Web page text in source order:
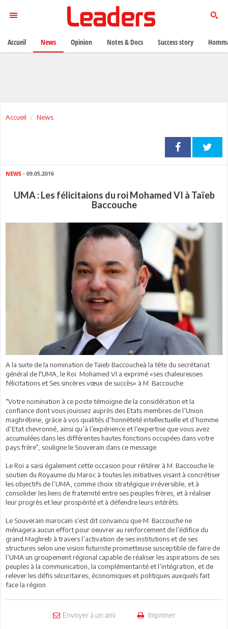
Accueil News
NEWS - 09.05.2016
UMA : Les félicitaions du roi Mohamed VI à Taïeb
Baccouche
A la suite de la nomination de Taïeb Baccoucheà la tête du secrétariat
général de l'UMA, le Roi Mohamed VI a exprimé «ses chaleureuses
félicitations et Ses sincères vœux de succès» à M. Baccouche.
“Votre nomination à ce poste témoigne de la considération et la
confiance dont vous jouissez auprès des Etats membres de l’Union
maghrébine, grâce à vos qualités d’honnêteté intellectuelle et d’homme
d’Etat chevronné, ainsi qu’à l’expérience et l’expertise que vous avez
accumulées dans les différentes hautes fonctions occupées dans votre
pays frère”, souligne le Souverain dans ce message.
Le Roi a saisi également cette occasion pour réitérer à M. Baccouche le
soutien du Royaume du Maroc à toutes les initiatives visant à concrétiser
les objectifs de l’UMA, comme choix stratégique irréversible, et à
consolider les liens de fraternité entre ses peuples frères, et à réaliser
leur progrès et leur prospérité et à défendre leurs intérêts.
Le Souverain marocain s’est dit convaincu que M. Baccouche ne
ménagera aucun effort pour oeuvrer au renforcement de l’édifice du
grand Maghreb à travers l’activation de ses institutions et de ses
structures selon une vision futuriste prometteuse susceptible de faire de
l’UMA un groupement régional capable de réaliser les aspirations de ses
peuples à la communication, la complémentarité et l’intégration, et de
relever les défis sécuritaires, économiques et politiques auxquels fait
face la région.
Envoyer à un ami Imprimer
Accueil News Opinion Notes & Docs Success story